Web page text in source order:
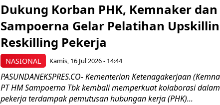
NASIONAL
Dukung Korban PHK, Kemnaker dan
Sampoerna Gelar Pelatihan
Reskilling Pekerja
Kamis, 16 Jul 2026 - 14:44
PASUNDANEKSPRES.CO- Kementerian Ketenagakerjaan
PT HM Sampoerna Tbk kembali memperkuat kolaborasi
pekerja terdampak pemutusan hubungan kerja (PHK)...